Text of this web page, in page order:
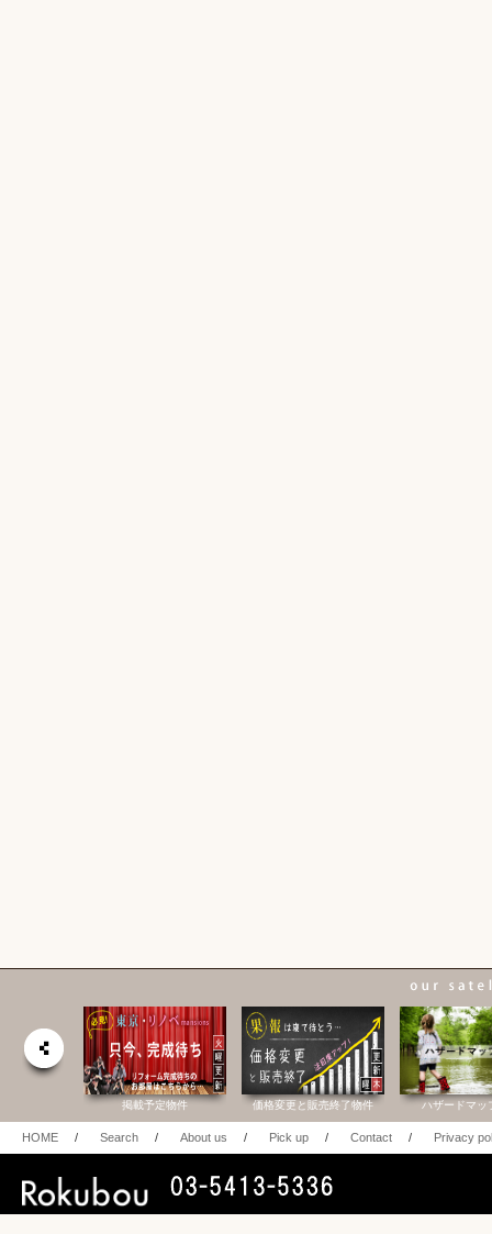
掲載予定物件 価格変更と販売終了物件 ハザードマッ
HOME / Search / About us / Pick up / Contact / Privacy